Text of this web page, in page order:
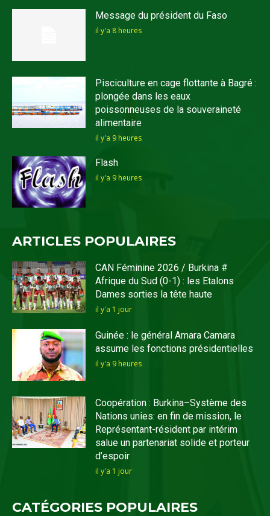
Message du président du Faso
il y'a 8 heures
Pisciculture en cage flottante à Bagré :
plongée dans les eaux
poissonneuses de la souveraineté
alimentaire
il y'a 9 heures
Flash
il y'a 9 heures
ARTICLES POPULAIRES
CAN Féminine 2026 / Burkina #
Afrique du Sud (0-1) : les Etalons
Dames sorties la tête haute
il y'a 1 jour
Guinée : le général Amara Camara
assume les fonctions présidentielles
il y'a 9 heures
Coopération : Burkina–Système des
Nations unies: en fin de mission, le
Représentant-résident par intérim
salue un partenariat solide et porteur
d’espoir
il y'a 1 jour
CATÉGORIES POPULAIRES